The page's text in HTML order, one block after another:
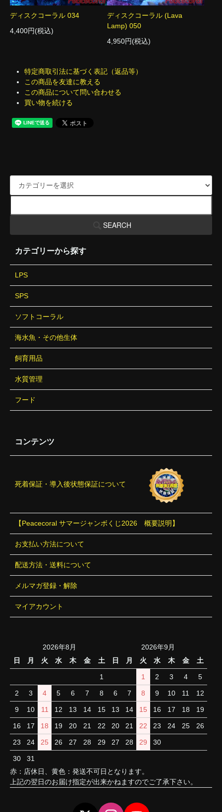
ディスクコーラル 034
4,400円(税込)
ディスクコーラル (Lava
Lamp) 050
4,950円(税込)
特定商取引法に基づく表記（返品等）
この商品を友達に教える
この商品について問い合わせる
買い物を続ける
SEARCH
カテゴリーから探す
LPS
SPS
ソフトコーラル
海水魚・その他生体
飼育用品
水質管理
フード
コンテンツ
死着保証・導入後状態保証について
【Peacecoral サマージャンボくじ2026 概要説明】
お支払い方法について
配送方法・送料について
メルマガ登録・解除
マイアカウント
2026年8月
日
月 火 水 木 金 土
1
2 3 4 5 6 7 8
9 10 11 12 13 14 15
16 17 18 19 20 21 22
23 24 25 26 27 28 29
30 31
2026年9月
日
月 火 水 木 金 土
1 2 3 4 5
6 7 8 9 10 11 12
13 14 15 16 17 18 19
20 21 22 23 24 25 26
27 28 29 30
赤：店休日、黄色：発送不可日となります。
上記の翌日のお届け指定が出来かねますのでご了承下さい。